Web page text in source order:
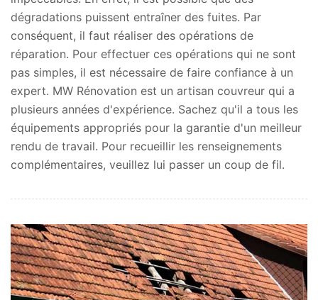
dégradations puissent entraîner des fuites. Par
conséquent, il faut réaliser des opérations de
réparation. Pour effectuer ces opérations qui ne sont
pas simples, il est nécessaire de faire confiance à un
expert. MW Rénovation est un artisan couvreur qui a
plusieurs années d'expérience. Sachez qu'il a tous les
équipements appropriés pour la garantie d'un meilleur
rendu de travail. Pour recueillir les renseignements
complémentaires, veuillez lui passer un coup de fil.